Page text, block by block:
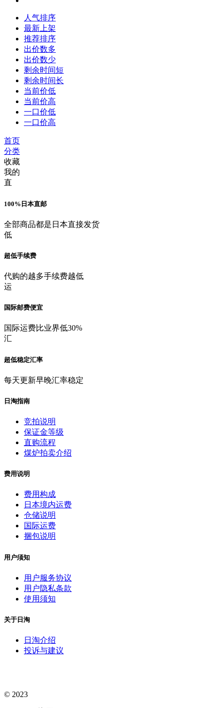
人气排序
最新上架
推荐排序
出价数多
出价数少
剩余时间短
剩余时间长
当前价低
当前价高
一口价低
一口价高
首页
分类
收藏
我的
直
100%日本直邮
全部商品都是日本直接发货
低
超低手续费
代购的越多手续费越低
运
国际邮费便宜
国际运费比业界低30%
汇
超低稳定汇率
每天更新早晚汇率稳定
日淘指南
竞拍说明
保证金等级
直购流程
煤炉拍卖介绍
费用说明
费用构成
日本境内运费
仓储说明
国际运费
捆包说明
用户须知
用户服务协议
用户隐私条款
使用须知
关于日淘
日淘介绍
投诉与建议
© 2023